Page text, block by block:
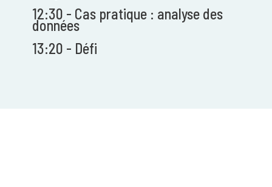
12:30 - Cas pratique : analyse des
données
13:20 - Défi